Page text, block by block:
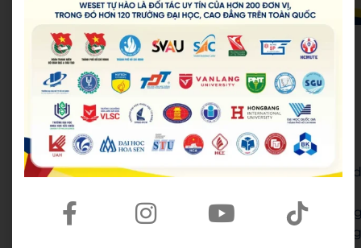
Relative clauses
Mệnh đề quan hệlà một dạng đặc biệt của mệnh đề
tính từ, bổ sung thông tin cho danh từ phía trước. Có
hai loại chính:
Defining relative clause
: Xác định rõ danh từ
đang nói đến, không thể bỏ đi.
Ví dụ: The studentwho studies hard
will
Non-defining relative clause
: Chỉ bổ sung
tin thêm, có thể bỏ mà câu vẫn đủ nghĩa, thường